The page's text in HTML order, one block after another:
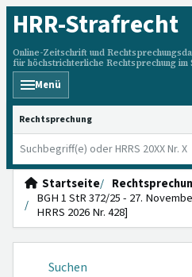
HRR-Strafrecht
Online-Zeitschrift und
für höchstrichterliche Rechtsprechung im
Menü
HRRS durchsuchen
Startseite
BGH 1 StR 372/25 - 27.
HRRS 2026 Nr. 428]
Suchen